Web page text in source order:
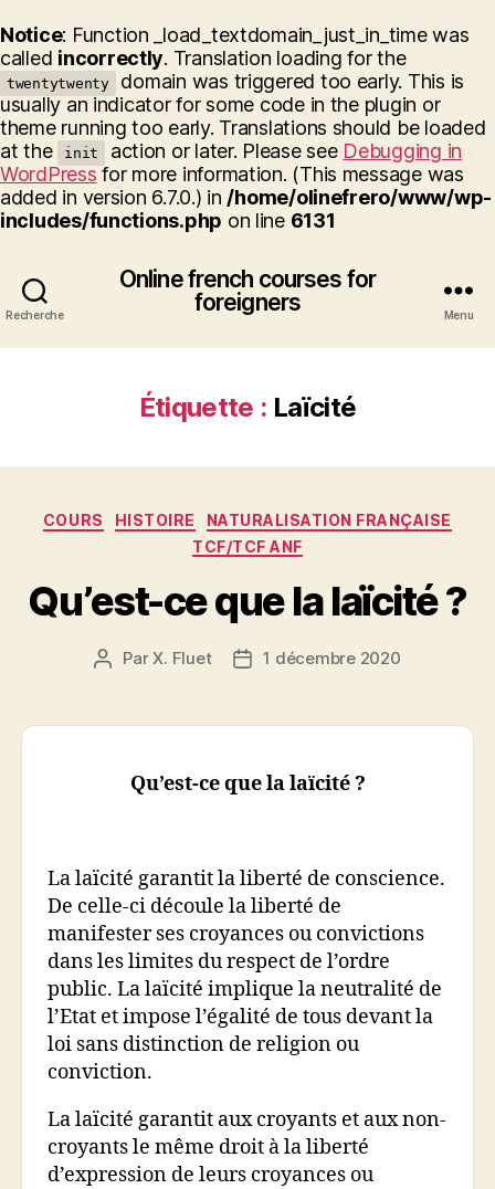
Notice: Function _load_textdomain_just_in_time was
called incorrectly. Translation loading for the
twentytwenty
domain was triggered too early. This is
usually an indicator for some code in the plugin or
theme running too early. Translations should be loaded
at the
init action or later. Please see Debugging in
WordPress for more information. (This message was
added in version 6.7.0.) in /home/olinefrero/www/wp-
includes/functions.php on line 6131
Recherche
Online french courses for
foreigners
Menu
Étiquette : Laïcité
Catégories
COURS HISTOIRE
NATURALISATION FRANÇAISE
TCF/TCF ANF
Qu’est-ce que la laïcité ?
Auteur
ParX. Fluet
Date1 décembre 2020
Qu’est-ce que la laïcité ?
La laïcité garantit la liberté de conscience.
De celle-ci découle la liberté de
manifester ses croyances ou convictions
dans les limites du respect de l’ordre
public. La laïcité implique la neutralité de
l’Etat et impose l’égalité de tous devant la
loi sans distinction de religion ou
conviction.
La laïcité garantit aux croyants et aux non-
croyants le même droit à la liberté
d’expression de leurs croyances ou